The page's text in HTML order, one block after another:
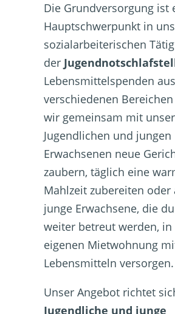
Die Grundversorgung ist
Hauptschwerpunkt in
sozialarbeiterischen
der
Lebensmittelspenden aus
verschiedenen
wir gemeinsam mit
Jugendlichen und jungen
Erwachsenen neue
zaubern, täglich eine
Mahlzeit zubereiten oder
junge Erwachsene, die
weiter betreut werden, in
eigenen Mietwohnung
Lebensmitteln versorgen.
Unser Angebot richtet
Jugendliche und junge